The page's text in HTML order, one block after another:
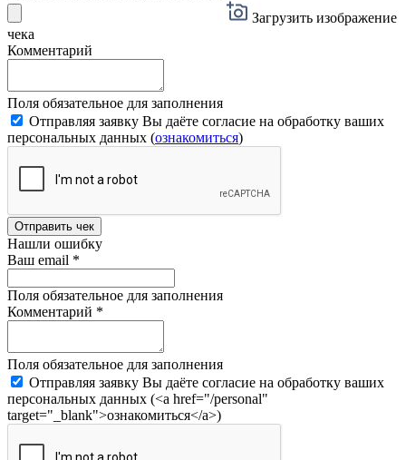
Загрузить изображение
чека
Комментарий
Поля обязательное для заполнения
Отправляя заявку Вы даёте согласие на обработку ваших
персональных данных (ознакомиться)
Отправить чек
Нашли ошибку
Ваш email *
Поля обязательное для заполнения
Комментарий *
Поля обязательное для заполнения
Отправляя заявку Вы даёте согласие на обработку ваших
персональных данных (<a href="/personal"
target="_blank">ознакомиться</a>)